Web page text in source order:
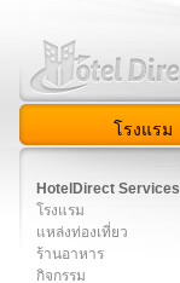
โรงแรม
HotelDirect Services
โรงแรม
แหล่งท่องเที่ยว
ร้านอาหาร
กิจกรรม